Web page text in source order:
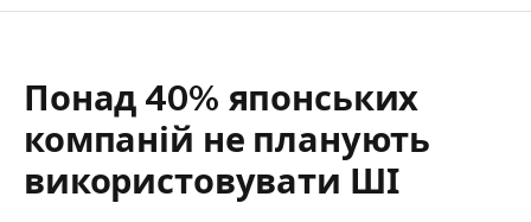
Понад 40% японських
компаній не планують
використовувати ШІ